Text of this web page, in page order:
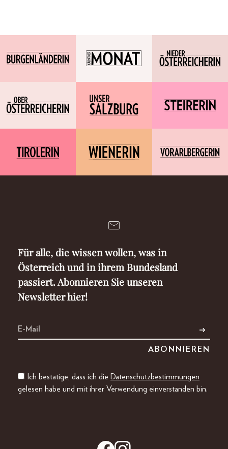
Für alle, die wissen wollen, was in
Österreich und in ihrem Bundesland
passiert. Abonnieren Sie unseren
Newsletter hier!
Ich bestätige, dass ich die Datenschutzbestimmungen
gelesen habe und mit ihrer Verwendung einverstanden bin.